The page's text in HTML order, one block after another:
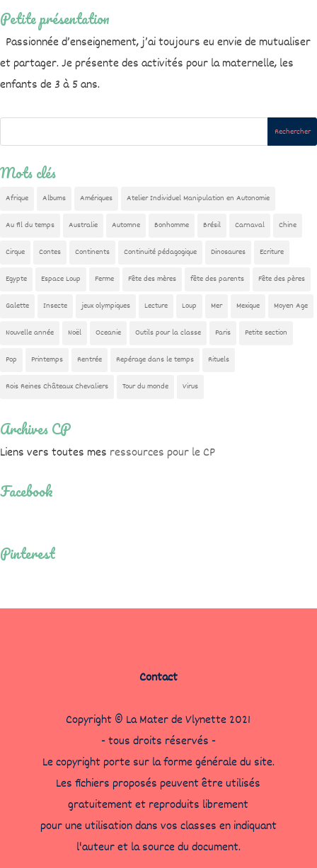
Petite présentation
Passionnée d’enseignement, j’ai toujours eu envie de mutualiser
et partager. Je présente des activités pour la maternelle, les
enfants de 3 à 5 ans.
Mots clés
Afrique Albums Amériques Atelier Individuel Manipulation en Autonomie
Au fil du temps Australie Automne Bonhomme Brésil Carnaval Chine
Cirque Contes Continents Continuité pédagogique Dinosaures Ecriture
Egypte Espace Loup Ferme Fête des mères fête des parents Fête des pères
Galette Insecte jeux olympiques Lecture Loup Mer Mexique Moyen Age
Nouvelle année Noël Oceanie Outils pour la classe Paris Petite section
Pop Printemps Rentrée Repérage dans le temps Rituels
Rois Reines Châteaux Chevaliers Tour du monde Virus
Archives CP
Liens vers toutes mes ressources pour le CP
Facebook
Pinterest
Contact
Copyright © La Mater de Vlynette 2021
- tous droits réservés -
Le copyright porte sur la forme générale du site.
Les fichiers proposés peuvent être utilisés
gratuitement et reproduits librement
pour une utilisation dans vos classes en indiquant
l'auteur et la source du document.